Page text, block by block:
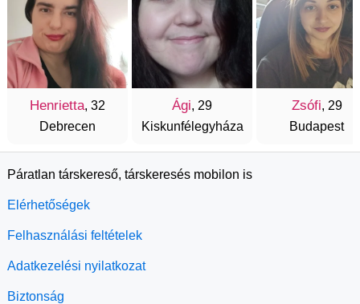
Henrietta, 32
Debrecen
Ági, 29
Kiskunfélegyháza
Zsófi, 29
Budapest
Páratlan társkereső, társkeresés mobilon is
Elérhetőségek
Felhasználási feltételek
Adatkezelési nyilatkozat
Biztonság